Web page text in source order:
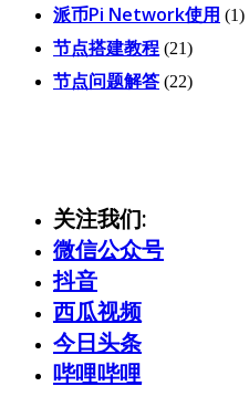
派币Pi Network使用 (1)
节点搭建教程 (21)
节点问题解答 (22)
关注我们:
微信公众号
抖音
西瓜视频
今日头条
哔哩哔哩